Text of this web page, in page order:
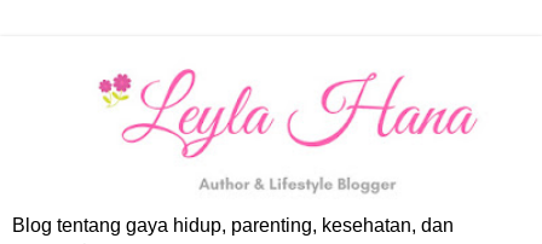
Blog tentang gaya hidup, parenting, kesehatan, dan